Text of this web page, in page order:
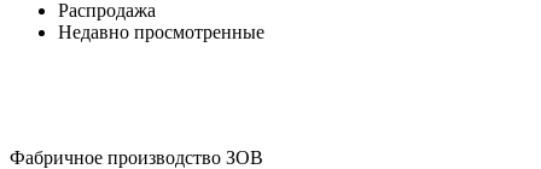
Распродажа
Недавно просмотренные
Фабричное производство ЗОВ